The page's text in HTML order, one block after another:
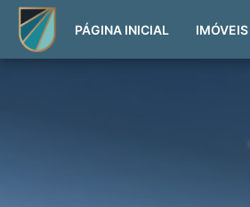
PÁGINA INICIAL IMÓVEIS